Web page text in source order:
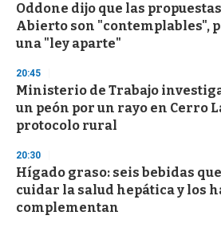
Oddone dijo que las
Abierto son "contemplables",
una "ley aparte"
20:45
Ministerio de Trabajo
un peón por un rayo en Cerro
protocolo rural
20:30
Hígado graso: seis bebidas
cuidar la salud hepática y los
complementan